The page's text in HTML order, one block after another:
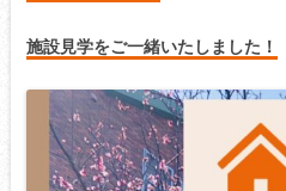
施設見学をご一緒いたしました！